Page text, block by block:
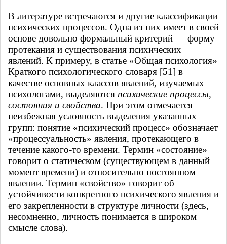
В литературе встречаются и другие классификации
психических процессов. Одна из них имеет в своей
основе довольно формальный критерий — форму
протекания и существования психических
явлений. К примеру, в статье «Общая психология»
Краткого психологического словаря [51] в
качестве основных классов явлений, изучаемых
психологами, выделяются психические процессы,
состояния и свойства. При этом отмечается
неизбежная условность выделения указанных
групп: понятие «психический процесс» обозначает
«процессуальность» явления, протекающего в
течение какого-то времени. Термин «состояние»
говорит о статическом (существующем в данный
момент времени) и относительно постоянном
явлении. Термин «свойство» говорит об
устойчивости конкретного психического явления и
его закрепленности в структуре личности (здесь,
несомненно, личность понимается в широком
смысле слова).